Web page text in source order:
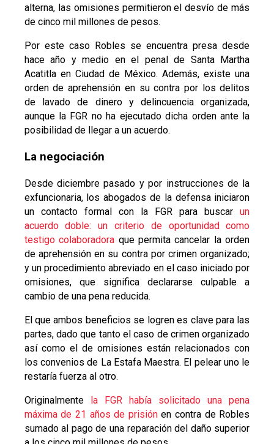
alterna, las omisiones permitieron el desvío de más
de cinco mil millones de pesos.
Por este caso Robles se encuentra presa desde
hace año y medio en el penal de Santa Martha
Acatitla en Ciudad de México. Además, existe una
orden de aprehensión en su contra por los delitos
de lavado de dinero y delincuencia organizada,
aunque la FGR no ha ejecutado dicha orden ante la
posibilidad de llegar a un acuerdo.
La negociación
Desde diciembre pasado y por instrucciones de la
exfuncionaria, los abogados de la defensa iniciaron
un contacto formal con la FGR para buscarun
acuerdo doble: un criterio de oportunidad como
testigo colaboradora que permita cancelar la orden
de aprehensión en su contra por crimen organizado;
y un procedimiento abreviado en el caso iniciado por
omisiones, que significa declararse culpable a
cambio de una pena reducida.
El que ambos beneficios se logren es clave para las
partes, dado que tanto el caso de crimen organizado
así como el de omisiones están relacionados con
los convenios de La Estafa Maestra. El pelear uno le
restaría fuerza al otro.
Originalmente
la FGR había solicitado una pena
máxima de 21 años de prisiónen contra de Robles
sumado al pago de una reparación del daño superior